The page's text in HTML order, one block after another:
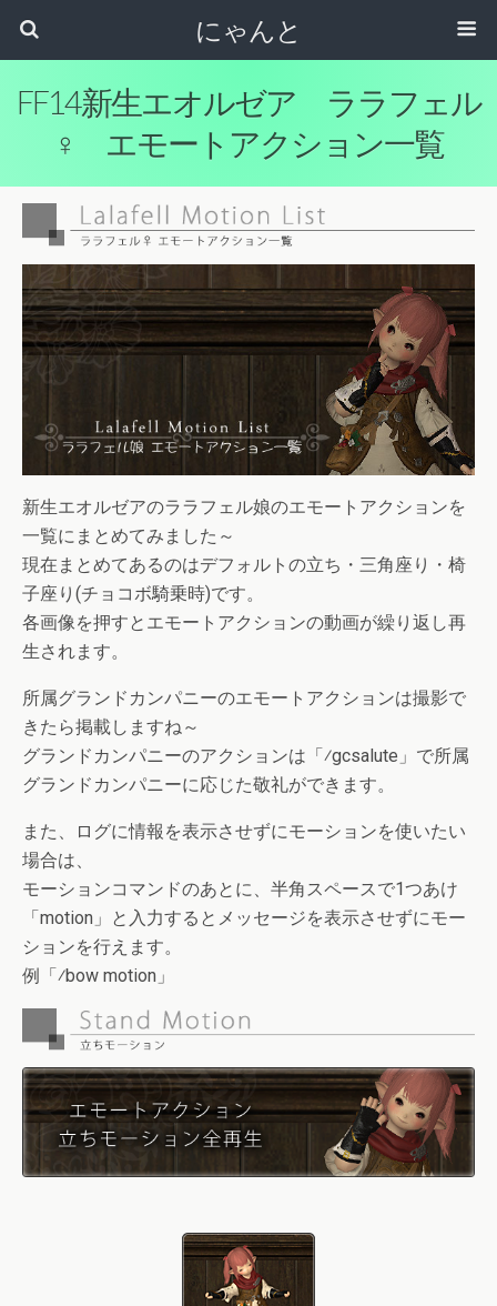
にゃんと
FF14新生エオルゼア ララフェル
♀ エモートアクション一覧
新生エオルゼアのララフェル娘のエモートアクションを
一覧にまとめてみました～
現在まとめてあるのはデフォルトの立ち・三角座り・椅
子座り(チョコボ騎乗時)です。
各画像を押すとエモートアクションの動画が繰り返し再
生されます。
所属グランドカンパニーのエモートアクションは撮影で
きたら掲載しますね～
グランドカンパニーのアクションは「⁄gcsalute」で所属
グランドカンパニーに応じた敬礼ができます。
また、ログに情報を表示させずにモーションを使いたい
場合は、
モーションコマンドのあとに、半角スペースで1つあけ
「motion」と入力するとメッセージを表示させずにモー
ションを行えます。
例「⁄bow motion」